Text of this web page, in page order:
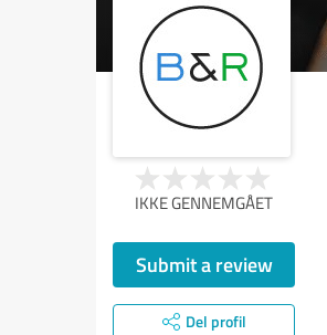
IKKE GENNEMGÅET
Submit a review
Del profil